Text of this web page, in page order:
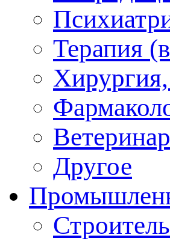
Терапия
Другое